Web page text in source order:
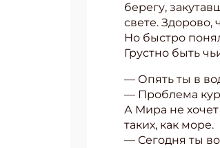
берегу,
свете.
Но быстро
Грустно быть
— Опять ты в
— Проблема
А Мира не хочет
таких, как море.
— Сегодня ты